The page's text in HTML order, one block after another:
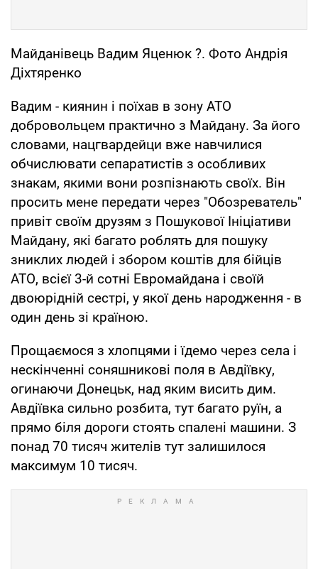
Майданівець Вадим Яценюк ?. Фото Андрія
Діхтяренко
Вадим - киянин і поїхав в зону АТО
добровольцем практично з Майдану. За його
словами, нацгвардейци вже навчилися
обчислювати сепаратистів з особливих
знакам, якими вони розпізнають своїх. Він
просить мене передати через "Обозреватель"
привіт своїм друзям з Пошукової Ініціативи
Майдану, які багато роблять для пошуку
зниклих людей і збором коштів для бійців
АТО, всієї 3-й сотні Евромайдана і своїй
двоюрідній сестрі, у якої день народження - в
один день зі країною.
Прощаємося з хлопцями і їдемо через села і
нескінченні соняшникові поля в Авдіївку,
огинаючи Донецьк, над яким висить дим.
Авдіївка сильно розбита, тут багато руїн, а
прямо біля дороги стоять спалені машини. З
понад 70 тисяч жителів тут залишилося
максимум 10 тисяч.